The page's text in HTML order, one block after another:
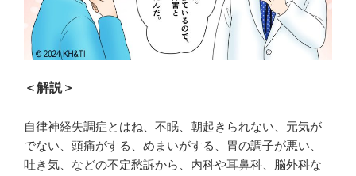
＜解説＞
自律神経失調症とはね、不眠、朝起きられない、元気が
でない、頭痛がする、めまいがする、胃の調子が悪い、
吐き気、などの不定愁訴から、内科や耳鼻科、脳外科な